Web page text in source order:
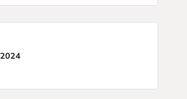
2024